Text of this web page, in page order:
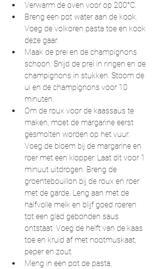
Verwarm de oven voor op 200°C.
Breng een pot water aan de kook.
Voeg de volkoren pasta toe en kook
deze gaar.
Maak de prei en de champignons
schoon. Snijd de prei in ringen en de
champignons in stukken. Stoom de
ui en de champignons voor 10
minuten.
Om de roux voor de kaassaus te
maken, moet de margarine eerst
gesmolten worden op het vuur.
Voeg de bloem bij de margarine en
roer met een klopper. Laat dit voor 1
minuut uitdrogen. Breng de
groentebouillon bij de roux en roer
met de garde. Leng aan met de
halfvolle melk en blijf goed roeren
tot een glad gebonden saus
ontstaat. Voeg de helft van de kaas
toe en kruid af met nootmuskaat,
peper en zout.
Meng in een pot de pasta,